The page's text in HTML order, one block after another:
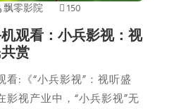
飘零影院 150
观看：小兵影视：视
赏
看:《“小兵影视”：视听盛
影视产业中，“小兵影视”无